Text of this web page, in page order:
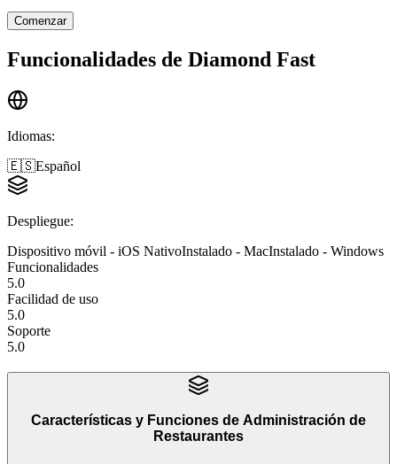
Comenzar
Funcionalidades de Diamond Fast
Idiomas:
🇪🇸Español
Despliegue:
Dispositivo móvil - iOS NativoInstalado - MacInstalado - Windows
Funcionalidades
5.0
Facilidad de uso
5.0
Soporte
5.0
Características y Funciones de Administración de
Restaurantes